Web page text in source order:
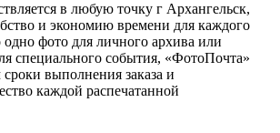
в любую точку г Архангельск,
и экономию времени для каждого
одно фото для личного архива или
специального события, «ФотоПочта»
сроки выполнения заказа и
каждой распечатанной